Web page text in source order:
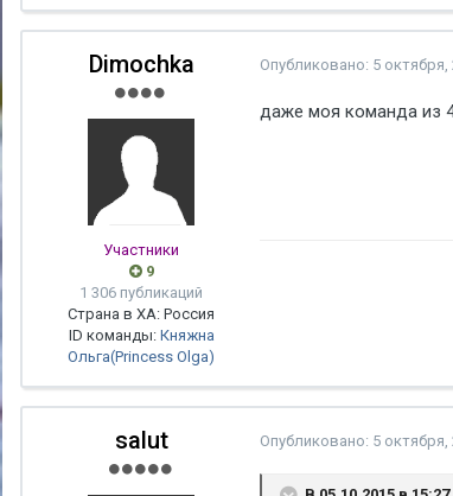
Dimochka
Участники
9
1 306 публикаций
Страна в ХА: Россия
ID команды: Княжна
Ольга(Princess Olga)
Опубликовано: 5 октября,
даже моя команда из
salut Опубликовано: 5 октября,